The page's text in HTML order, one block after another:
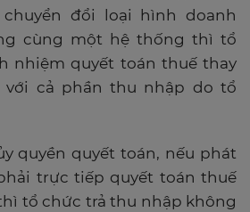
đổi loại hình doanh
cùng một hệ thống thì tổ
nhiệm quyết toán thuế thay
với cả phần thu nhập do tổ
quyền quyết toán, nếu phát
trực tiếp quyết toán thuế
tổ chức trả thu nhập không